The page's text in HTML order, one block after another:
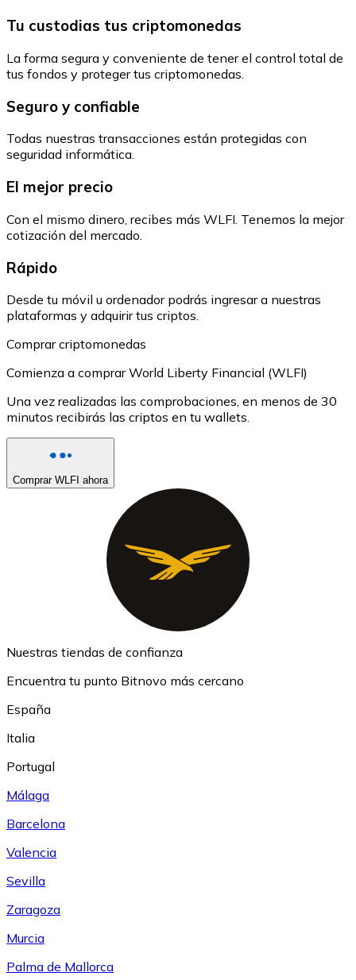
Tu custodias tus criptomonedas
La forma segura y conveniente de tener el control total de
tus fondos y proteger tus criptomonedas.
Seguro y confiable
Todas nuestras transacciones están protegidas con
seguridad informática.
El mejor precio
Con el mismo dinero, recibes más WLFI. Tenemos la mejor
cotización del mercado.
Rápido
Desde tu móvil u ordenador podrás ingresar a nuestras
plataformas y adquirir tus criptos.
Comprar criptomonedas
Comienza a comprar World Liberty Financial (WLFI)
Una vez realizadas las comprobaciones, en menos de 30
minutos recibirás las criptos en tu wallets.
Comprar WLFI ahora
Nuestras tiendas de confianza
Encuentra tu punto Bitnovo más cercano
España
Italia
Portugal
Málaga
Barcelona
Valencia
Sevilla
Zaragoza
Murcia
Palma de Mallorca